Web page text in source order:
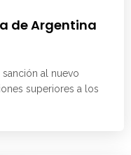
de Argentina
al nuevo
superiores a los